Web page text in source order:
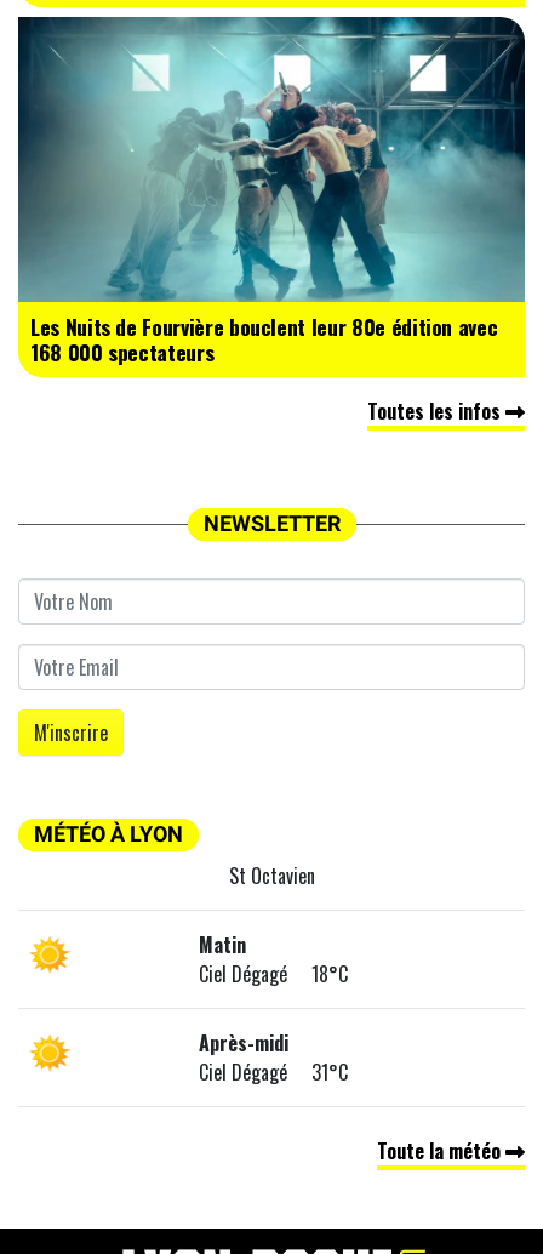
Les Nuits de Fourvière bouclent leur 80e édition avec
168 000 spectateurs
Toutes les infos
NEWSLETTER
MÉTÉO À LYON
St Octavien
Matin
Ciel Dégagé 18°C
Après-midi
Ciel Dégagé 31°C
Toute la météo